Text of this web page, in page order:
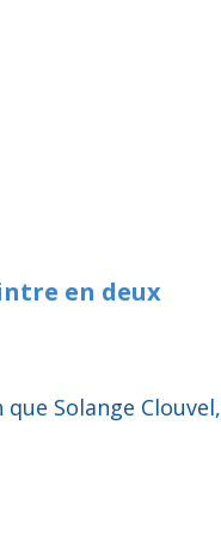
en deux
Solange Clouvel,